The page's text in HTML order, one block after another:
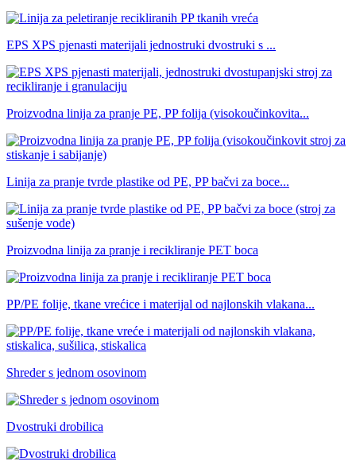
EPS XPS pjenasti materijali jednostruki dvostruki s ...
Proizvodna linija za pranje PE, PP folija (visokoučinkovita...
Linija za pranje tvrde plastike od PE, PP bačvi za boce...
Proizvodna linija za pranje i recikliranje PET boca
PP/PE folije, tkane vrećice i materijal od najlonskih vlakana...
Shreder s jednom osovinom
Dvostruki drobilica